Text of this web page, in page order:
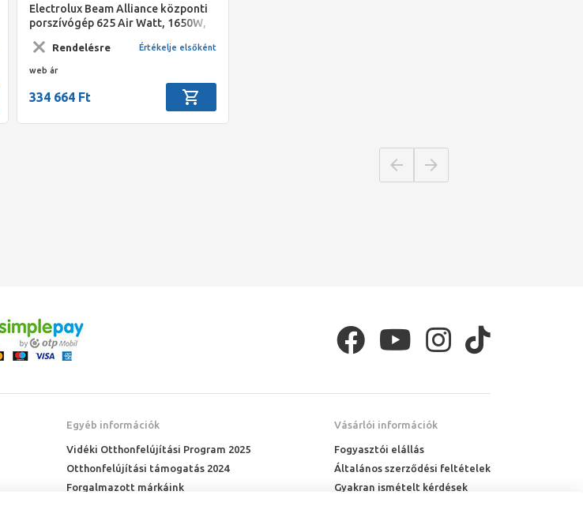
Electrolux Beam Alliance központi
porszívógép 625 Air Watt, 1650W,
cm/5 év garancia,
Rendelésre Értékelje elsőként
web ár
334 664 Ft
Egyéb információk
Vidéki Otthonfelújítási Program 2025
Otthonfelújítási támogatás 2024
Forgalmazott márkáink
Vásárlói információk
Fogyasztói elállás
Általános szerződési feltételek
Gyakran ismételt kérdések